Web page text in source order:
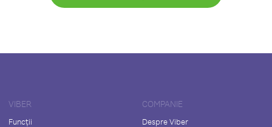
VIBER
Funcții
COMPANIE
Despre Viber